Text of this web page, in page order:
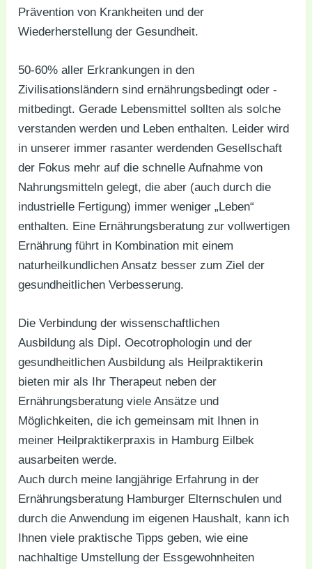
Prävention von Krankheiten und der
Wiederherstellung der Gesundheit.
50-60% aller Erkrankungen in den
Zivilisationsländern sind ernährungsbedingt oder -
mitbedingt. Gerade Lebensmittel sollten als solche
verstanden werden und Leben enthalten. Leider wird
in unserer immer rasanter werdenden Gesellschaft
der Fokus mehr auf die schnelle Aufnahme von
Nahrungsmitteln gelegt, die aber (auch durch die
industrielle Fertigung) immer weniger „Leben“
enthalten. Eine Ernährungsberatung zur vollwertigen
Ernährung führt in Kombination mit einem
naturheilkundlichen Ansatz besser zum Ziel der
gesundheitlichen Verbesserung.
Die Verbindung der wissenschaftlichen
Ausbildung als Dipl. Oecotrophologin und der
gesundheitlichen Ausbildung als Heilpraktikerin
bieten mir als Ihr Therapeut neben der
Ernährungsberatung viele Ansätze und
Möglichkeiten, die ich gemeinsam mit Ihnen in
meiner Heilpraktikerpraxis in Hamburg Eilbek
ausarbeiten werde.
Auch durch meine langjährige Erfahrung in der
Ernährungsberatung Hamburger Elternschulen und
durch die Anwendung im eigenen Haushalt, kann ich
Ihnen viele praktische Tipps geben, wie eine
nachhaltige Umstellung der Essgewohnheiten